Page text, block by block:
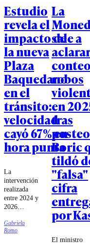
Estudio
revela el
impacto de
la nueva
Plaza
Baquedano
en el
tránsito:
velocidad
cayó 67% en
hora punta
La
intervención
realizada
entre 2024 y
2026
tradicional
diseño del
Gabriela
Romo
La
sale a
robos
en
tras
Boric
tildó
"falsa"
cifra
por
El ministro